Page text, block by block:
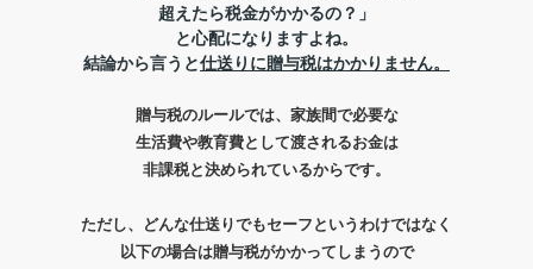
超えたら税金がかかるの？」
と心配になりますよね。
結論から言うと仕送りに贈与税はかかりません。
贈与税のルールでは、家族間で必要な
生活費や教育費として渡されるお金は
非課税と決められているからです。
ただし、どんな仕送りでもセーフというわけではなく
以下の場合は贈与税がかかってしまうので